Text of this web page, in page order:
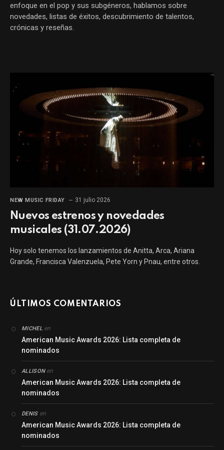
enfoque en el pop y sus subgéneros, hablamos sobre
novedades, listas de éxitos, descubrimiento de talentos,
crónicas y reseñas.
NEW MUSIC FRIDAY 31 julio 2026
Nuevos estrenos y novedades
musicales (31.07.2026)
Hoy solo tenemos los lanzamientos de Anitta, Arca, Ariana
Grande, Francisca Valenzuela, Pete Yorn y Pnau, entre otros.
ÚLTIMOS COMENTARIOS
MICHELen
American Music Awards 2026: Lista completa de
nominados
ALLISONen
American Music Awards 2026: Lista completa de
nominados
DENISen
American Music Awards 2026: Lista completa de
nominados